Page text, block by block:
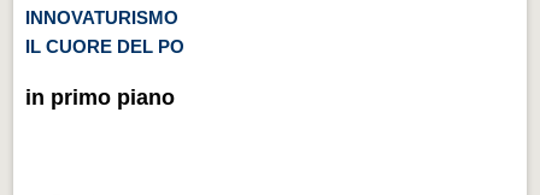
INNOVATURISMO
IL CUORE DEL PO
in primo piano